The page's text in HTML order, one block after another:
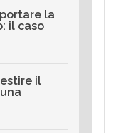
la
il caso
il